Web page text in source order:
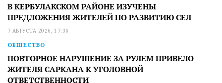
В КЕРБУЛАКСКОМ РАЙОНЕ ИЗУЧЕНЫ
ПРЕДЛОЖЕНИЯ ЖИТЕЛЕЙ ПО РАЗВИТИЮ СЕЛ
7 АВГУСТА 2026, 17:36
ОБЩЕСТВО
ПОВТОРНОЕ НАРУШЕНИЕ ЗА РУЛЕМ ПРИВЕЛО
ЖИТЕЛЯ САРКАНА К УГОЛОВНОЙ
ОТВЕТСТВЕННОСТИ